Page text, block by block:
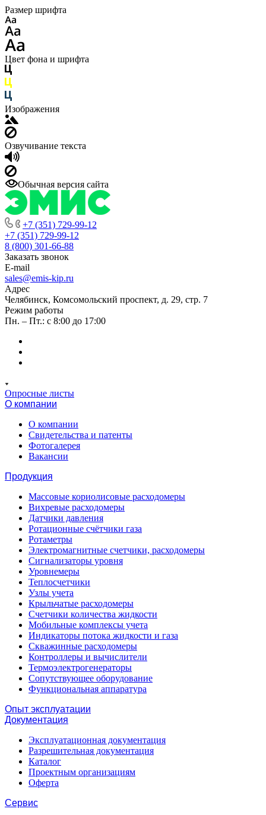
Размер шрифта
Цвет фона и шрифта
Изображения
Озвучивание текста
Обычная версия сайта
+7 (351) 729-99-12
+7 (351) 729-99-12
8 (800) 301-66-88
Заказать звонок
E-mail
sales@emis-kip.ru
Адрес
Челябинск, Комсомольский проспект, д. 29, стр. 7
Режим работы
Пн. – Пт.: с 8:00 до 17:00
Опросные листы
О компании
О компании
Свидетельства и патенты
Фотогалерея
Вакансии
Продукция
Массовые кориолисовые расходомеры
Вихревые расходомеры
Датчики давления
Ротационные счётчики газа
Ротаметры
Электромагнитные счетчики, расходомеры
Сигнализаторы уровня
Уровнемеры
Теплосчетчики
Узлы учета
Крыльчатые расходомеры
Счетчики количества жидкости
Мобильные комплексы учета
Индикаторы потока жидкости и газа
Скважинные расходомеры
Контроллеры и вычислители
Термоэлектрогенераторы
Сопутствующее оборудование
Функциональная аппаратура
Опыт эксплуатации
Документация
Эксплуатационная документация
Разрешительная документация
Каталог
Проектным организациям
Оферта
Сервис